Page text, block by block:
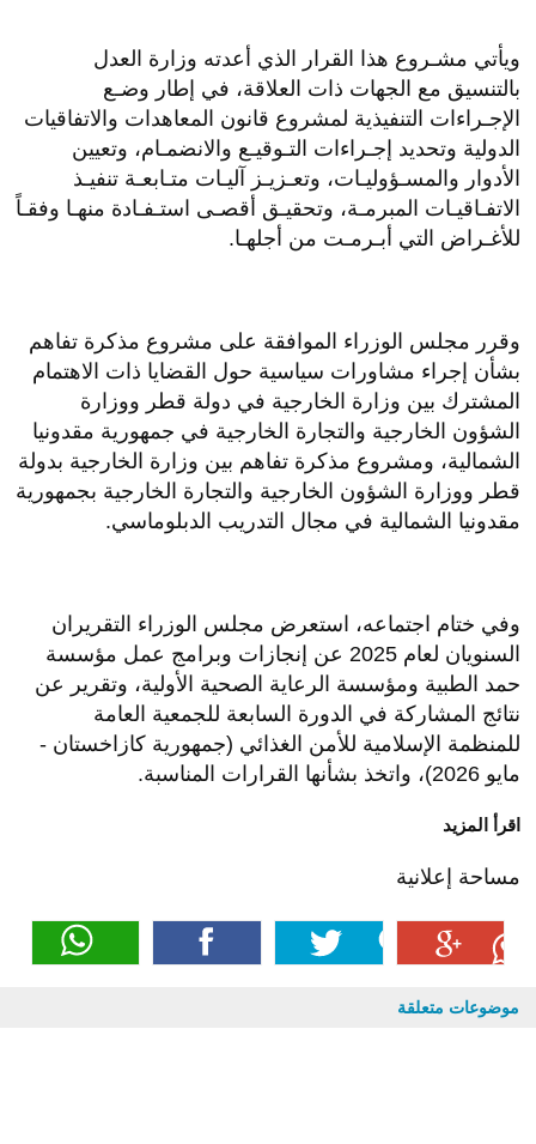
ويأتي مشـروع هذا القرار الذي أعدته وزارة العدل
بالتنسيق مع الجهات ذات العلاقة، في إطار وضـع
الإجـراءات التنفيذية لمشروع قانون المعاهدات والاتفاقيات
الدولية وتحديد إجـراءات التـوقيـع والانضمـام، وتعيين
الأدوار والمسـؤوليـات، وتعـزيـز آليـات متـابعـة تنفيـذ
الاتفـاقيـات المبرمـة، وتحقيـق أقصـى استـفـادة منهـا وفقـاً
للأغـراض التي أبـرمـت من أجلهـا.
وقرر مجلس الوزراء الموافقة على مشروع مذكرة تفاهم
بشأن إجراء مشاورات سياسية حول القضايا ذات الاهتمام
المشترك بين وزارة الخارجية في دولة قطر ووزارة
الشؤون الخارجية والتجارة الخارجية في جمهورية مقدونيا
الشمالية، ومشروع مذكرة تفاهم بين وزارة الخارجية بدولة
قطر ووزارة الشؤون الخارجية والتجارة الخارجية بجمهورية
مقدونيا الشمالية في مجال التدريب الدبلوماسي.
وفي ختام اجتماعه، استعرض مجلس الوزراء التقريران
السنويان لعام 2025 عن إنجازات وبرامج عمل مؤسسة
حمد الطبية ومؤسسة الرعاية الصحية الأولية، وتقرير عن
نتائج المشاركة في الدورة السابعة للجمعية العامة
للمنظمة الإسلامية للأمن الغذائي (جمهورية كازاخستان -
مايو 2026)، واتخذ بشأنها القرارات المناسبة.
اقرأ المزيد
مساحة إعلانية
موضوعات متعلقة